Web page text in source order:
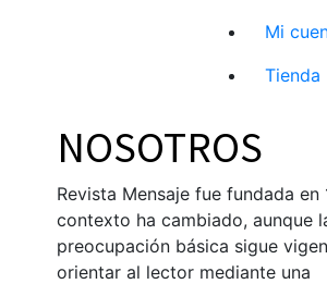
Mi
Tienda
NOSOTROS
Revista Mensaje fue fundada en
contexto ha cambiado, aunque
preocupación básica sigue
orientar al lector mediante una